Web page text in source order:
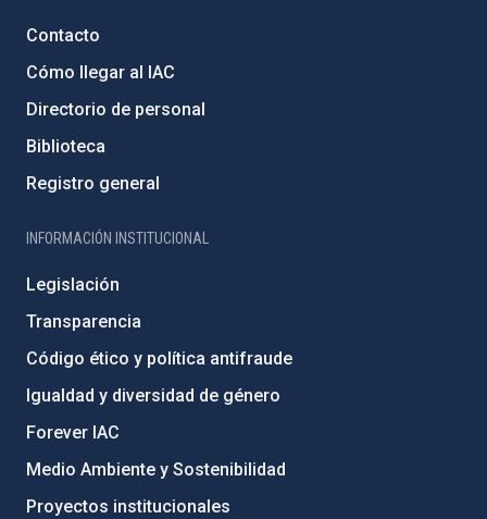
Contacto
Cómo llegar al IAC
Directorio de personal
Biblioteca
Registro general
INFORMACIÓN INSTITUCIONAL
Legislación
Transparencia
Código ético y política antifraude
Igualdad y diversidad de género
Forever IAC
Medio Ambiente y Sostenibilidad
Proyectos institucionales